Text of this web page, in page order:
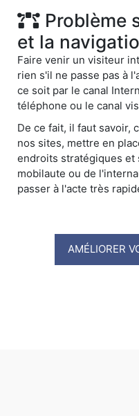
Problème
et la
Faire venir un visiteur
rien s'il ne passe pas à
ce soit par le canal
téléphone ou le canal
De ce fait, il faut savoir,
nos sites, mettre en
endroits stratégiques et
mobilaute ou de
passer à l'acte très
AMÉLIORER